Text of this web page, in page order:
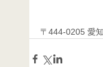
〒444-0205 愛